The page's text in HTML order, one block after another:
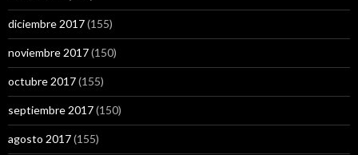
diciembre 2017(155)
noviembre 2017(150)
octubre 2017(155)
septiembre 2017(150)
agosto 2017(155)